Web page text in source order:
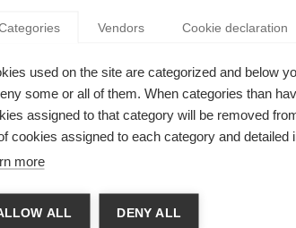
PEUT-ON BRÛLER TOUTES LES
FOSSILES ET COMPENSER EN
?
Lorsque l’on parle d’atténuation du changement
pense souvent au fait de replanter des arbres ou
techniques consistant à recapturer le gaz
Vendors Cookie declaration
used on the site are categorized and below
some or all of them. When categories than
assigned to that category will be removed
cookies assigned to each category and detailed
more
ALL DENY ALL